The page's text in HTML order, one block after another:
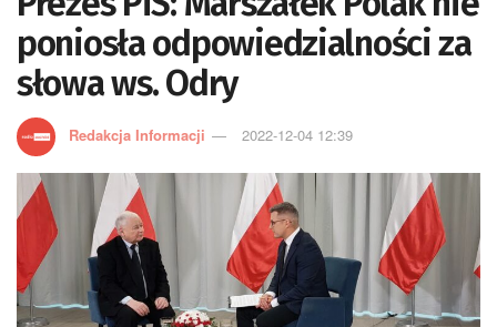
poniosła odpowiedzialności za
słowa ws. Odry
Redakcja Informacji 2022-12-04 12:39